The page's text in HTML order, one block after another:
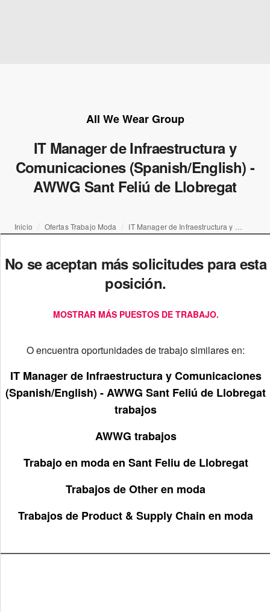
All We Wear Group
IT Manager de Infraestructura y
Comunicaciones (Spanish/English) -
AWWG Sant Feliú de Llobregat
Inicio Ofertas Trabajo Moda
No se aceptan más solicitudes para esta
posición.
MOSTRAR MÁS PUESTOS DE TRABAJO.
O encuentra oportunidades de trabajo similares en:
IT Manager de Infraestructura y Comunicaciones
(Spanish/English) - AWWG Sant Feliú de Llobregat
trabajos
AWWG trabajos
Trabajo en moda en Sant Feliu de Llobregat
Trabajos de Other en moda
Trabajos de Product & Supply Chain en moda